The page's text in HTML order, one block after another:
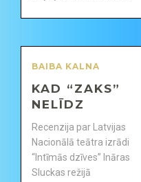
BAIBA KALNA
KAD “ZAKS”
NELĪDZ
Recenzija par Latvijas
Nacionālā teātra izrādi
“Intīmās dzīves” Ināras
Sluckas režijā